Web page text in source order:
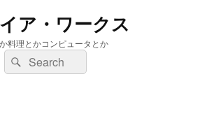
ア・ワークス
料理とかコンピュータとか
検
索:
検
索